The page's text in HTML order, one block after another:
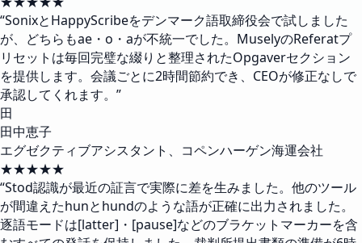
“SonixとHappyScribeをデンマーク語取締役会で試しました
が、どちらもae・o・aが不統一でした。MuselyのReferatプ
リセットは毎回完璧な綴りと整理されたOpgaverセクション
を提供します。会議ごとに2時間節約でき、CEOが修正なしで
承認してくれます。 ”
田
田中恵子
エグゼクティブアシスタント、コペンハーゲン海運会社
★★★★★
“Stod認識が最近の証言で実際に差を生みました。他のツール
が間違えたhunとhundのような語が正確に出力されました。
逐語モードは[latter]・[pause]などのブラケットマーカーを含